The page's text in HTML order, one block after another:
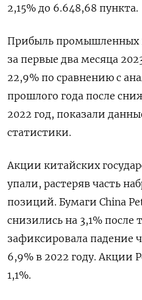
2,15% до 6.648,68 пункта.
Прибыль промышленных
за первые два месяца
22,9% по сравнению с
прошлого года после
2022 год, показали
статистики.
Акции китайских
упали, растеряв часть
позиций. Бумаги China
снизились на 3,1% после
зафиксировала падение
6,9% в 2022 году. Акции
1,1%.